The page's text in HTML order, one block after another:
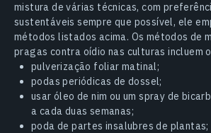
mistura de várias técnicas, com
sustentáveis sempre que possível, ele
métodos listados acima. Os métodos de
pragas contra oídio nas culturas incluem
pulverização foliar matinal;
podas periódicas de dossel;
usar óleo de nim ou um spray de
a cada duas semanas;
poda de partes insalubres de plantas;